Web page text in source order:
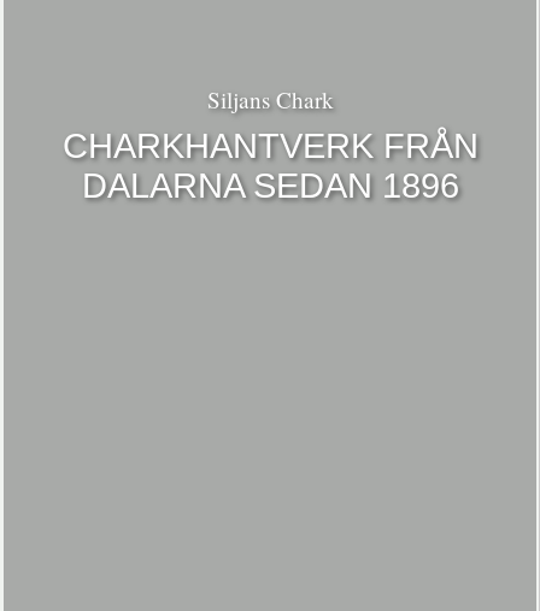
Siljans Chark
CHARKHANTVERK FRÅN
DALARNA SEDAN 1896